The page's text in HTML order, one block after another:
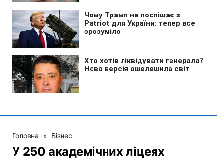
Головна » Бізнес
У 250 академічних ліцеях